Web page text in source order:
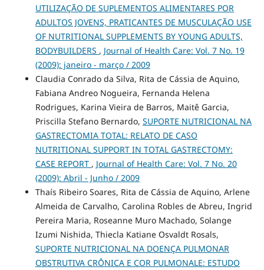
UTILIZAÇÃO DE SUPLEMENTOS ALIMENTARES POR
ADULTOS JOVENS, PRATICANTES DE MUSCULAÇÃO USE
OF NUTRITIONAL SUPPLEMENTS BY YOUNG ADULTS,
BODYBUILDERS , Journal of Health Care: Vol. 7 No. 19
(2009): janeiro - março / 2009
Claudia Conrado da Silva, Rita de Cássia de Aquino,
Fabiana Andreo Nogueira, Fernanda Helena
Rodrigues, Karina Vieira de Barros, Maitê Garcia,
Priscilla Stefano Bernardo, SUPORTE NUTRICIONAL NA
GASTRECTOMIA TOTAL: RELATO DE CASO
NUTRITIONAL SUPPORT IN TOTAL GASTRECTOMY:
CASE REPORT , Journal of Health Care: Vol. 7 No. 20
(2009): Abril - Junho / 2009
Thaís Ribeiro Soares, Rita de Cássia de Aquino, Arlene
Almeida de Carvalho, Carolina Robles de Abreu, Ingrid
Pereira Maria, Roseanne Muro Machado, Solange
Izumi Nishida, Thiecla Katiane Osvaldt Rosals,
SUPORTE NUTRICIONAL NA DOENÇA PULMONAR
OBSTRUTIVA CRÔNICA E COR PULMONALE: ESTUDO